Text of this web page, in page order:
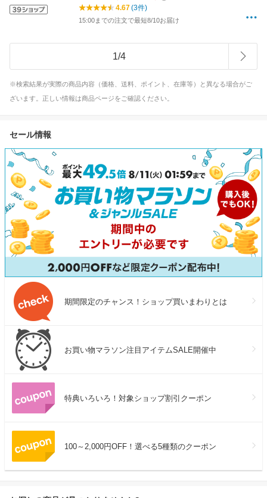
4.67(3件)
15:00までの注文で最短8/10お届け
1/4
※検索結果が実際の商品内容（価格、送料、ポイント、在庫等）と異なる場合がご
ざいます。正しい情報は商品ページをご確認ください。
セール情報
期間限定のチャンス！ショップ買いまわりとは
お買い物マラソン注目アイテムSALE開催中
特典いろいろ！対象ショップ割引クーポン
100～2,000円OFF！選べる5種類のクーポン